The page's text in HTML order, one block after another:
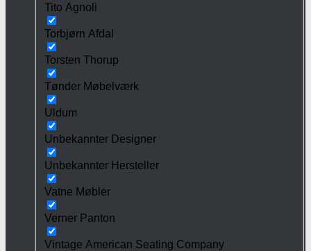
Tito Agnoli
Torbjørn Afdal
Torsten Thorup
Tønder Møbelværk
Uldum
Unbekannter Designer
Unbekannter Hersteller
Vatne Møbler
Verner Panton
Vintage American Seating Company